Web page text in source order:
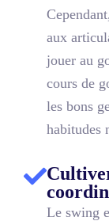
aux
jouer au
cours de
les bons
habitudes
Le swing